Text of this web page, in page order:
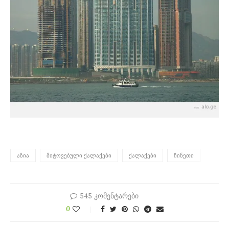
ᲐᲖᲘᲐ ᲛᲘᲢᲝᲕᲔᲑᲣᲚᲘ ᲥᲐᲚᲐᲥᲔᲑᲘ ᲥᲐᲚᲐᲥᲔᲑᲘ ᲩᲘᲜᲔᲗᲘ
545 კომენტარები
0